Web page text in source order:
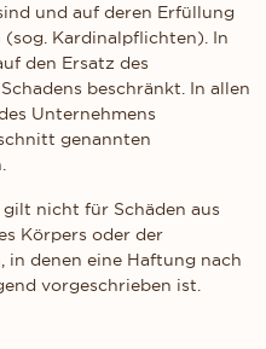
und auf deren Erfüllung
Kardinalpflichten). In
den Ersatz des
beschränkt. In allen
Unternehmens
genannten
nicht für Schäden aus
Körpers oder der
in denen eine Haftung nach
vorgeschrieben ist.